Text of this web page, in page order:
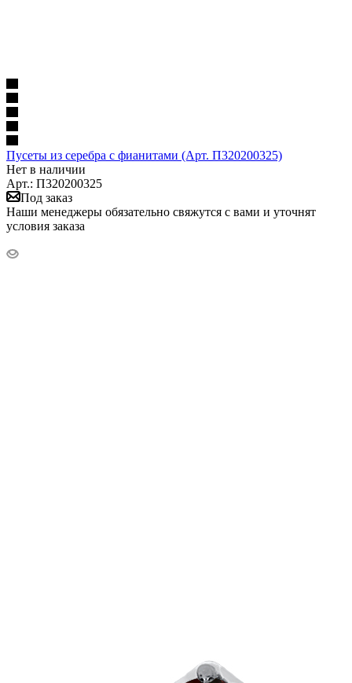
Пусеты из серебра с фианитами (Арт. П320200325)
Нет в наличии
Арт.: П320200325
Под заказ
Наши менеджеры обязательно свяжутся с вами и уточнят
условия заказа